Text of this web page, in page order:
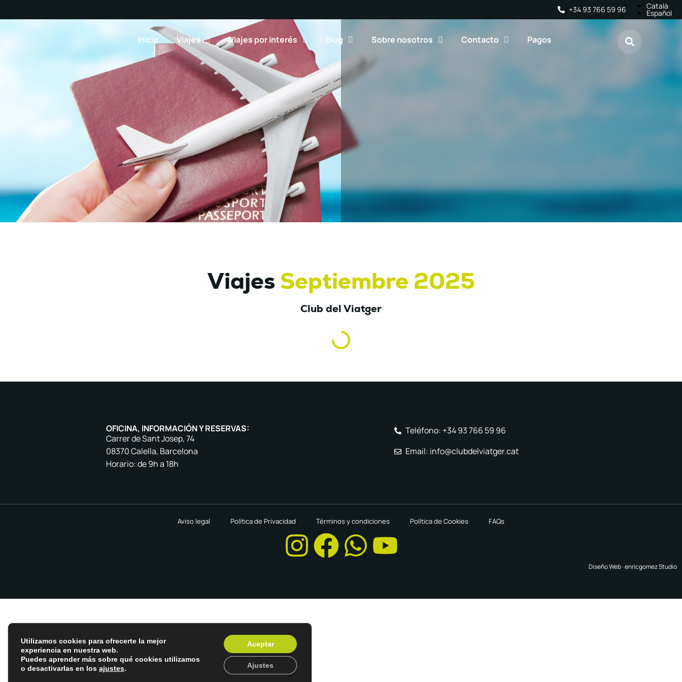
+34 93 766 59 96 Català
Español
Inicio Viajes Viajes por interés Blog Sobre nosotros Contacto Pagos
Viajes Septiembre 2025
Club del Viatger
OFICINA, INFORMACIÓN Y RESERVAS:
Carrer de Sant Josep, 74
08370 Calella, Barcelona
Horario: de 9h a 18h
Teléfono: +34 93 766 59 96
Email: info@clubdelviatger.cat
Aviso legal Política de Privacidad Términos y condiciones Política de Cookies FAQs
Diseño Web ·enricgomez Studio
Utilizamos cookies para ofrecerte la mejor
experiencia en nuestra web.
Puedes aprender más sobre qué cookies utilizamos
o desactivarlas en los ajustes.
Aceptar
Ajustes